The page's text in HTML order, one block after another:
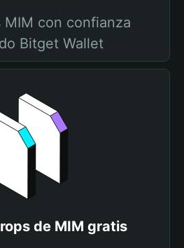
MIM con confianza
Bitget Wallet
de MIM gratis